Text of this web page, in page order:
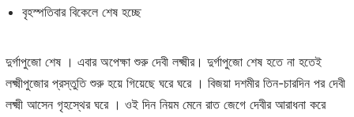
বৃহস্পতিবার বিকেলে শেষ হচ্ছে
দুর্গাপুজো শেষ । এবার অপেক্ষা শুরু দেবী লক্ষ্মীর। দুর্গাপুজো শেষ হতে না হতেই
লক্ষ্মীপুজোর প্রস্তুতি শুরু হয়ে গিয়েছে ঘরে ঘরে । বিজয়া দশমীর তিন-চারদিন পর দেবী
লক্ষ্মী আসেন গৃহস্থের ঘরে । ওই দিন নিয়ম মেনে রাত জেগে দেবীর আরাধনা করে